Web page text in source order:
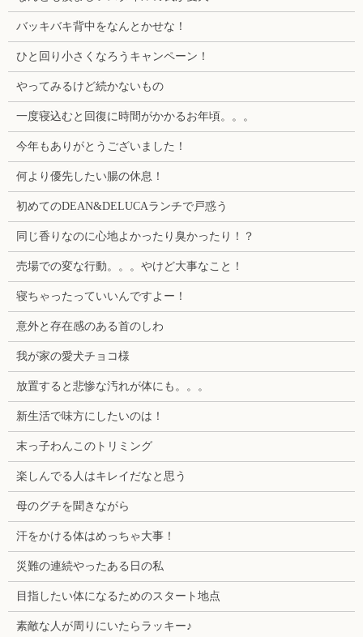
バッキバキ背中をなんとかせな！
ひと回り小さくなろうキャンペーン！
やってみるけど続かないもの
一度寝込むと回復に時間がかかるお年頃。。。
今年もありがとうございました！
何より優先したい腸の休息！
初めてのDEAN&DELUCAランチで戸惑う
同じ香りなのに心地よかったり臭かったり！？
売場での変な行動。。。やけど大事なこと！
寝ちゃったっていいんですよー！
意外と存在感のある首のしわ
我が家の愛犬チョコ様
放置すると悲惨な汚れが体にも。。。
新生活で味方にしたいのは！
末っ子わんこのトリミング
楽しんでる人はキレイだなと思う
母のグチを聞きながら
汗をかける体はめっちゃ大事！
災難の連続やったある日の私
目指したい体になるためのスタート地点
素敵な人が周りにいたらラッキー♪